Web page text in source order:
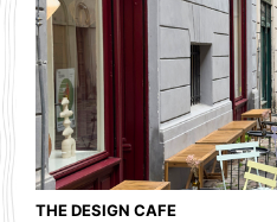
THE DESIGN CAFE